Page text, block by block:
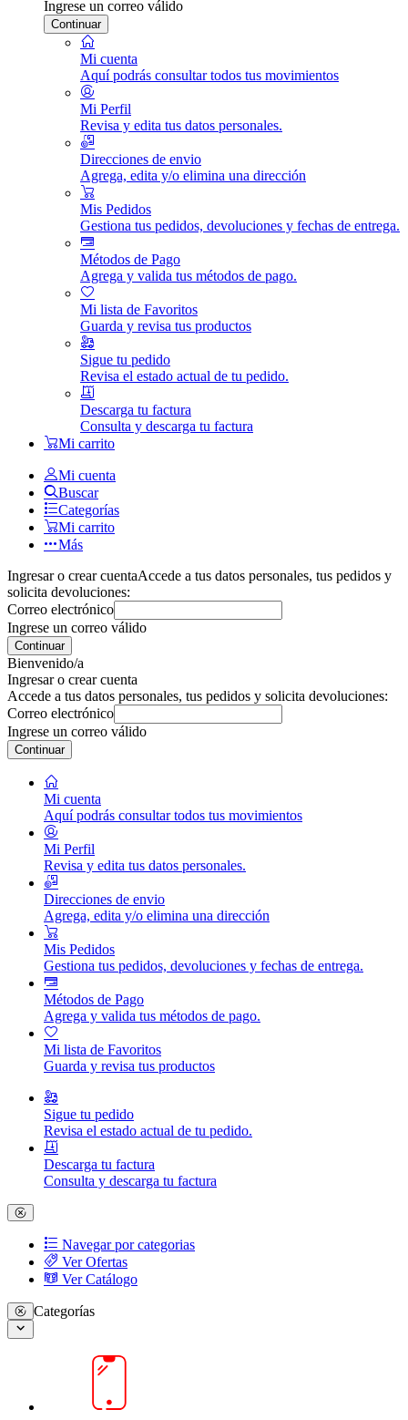
Ingrese un correo válido
Continuar
Mi cuenta
Aquí podrás consultar todos tus movimientos
Mi Perfil
Revisa y edita tus datos personales.
Direcciones de envio
Agrega, edita y/o elimina una dirección
Mis Pedidos
Gestiona tus pedidos, devoluciones y fechas de entrega.
Métodos de Pago
Agrega y valida tus métodos de pago.
Mi lista de Favoritos
Guarda y revisa tus productos
Sigue tu pedido
Revisa el estado actual de tu pedido.
Descarga tu factura
Consulta y descarga tu factura
Mi carrito
Mi cuenta
Buscar
Categorías
Mi carrito
Más
Ingresar o crear cuentaAccede a tus datos personales, tus pedidos y
solicita devoluciones:
Correo electrónico
Ingrese un correo válido
Continuar
Bienvenido/a
Ingresar o crear cuenta
Accede a tus datos personales, tus pedidos y solicita devoluciones:
Correo electrónico
Ingrese un correo válido
Continuar
Mi cuenta
Aquí podrás consultar todos tus movimientos
Mi Perfil
Revisa y edita tus datos personales.
Direcciones de envio
Agrega, edita y/o elimina una dirección
Mis Pedidos
Gestiona tus pedidos, devoluciones y fechas de entrega.
Métodos de Pago
Agrega y valida tus métodos de pago.
Mi lista de Favoritos
Guarda y revisa tus productos
Sigue tu pedido
Revisa el estado actual de tu pedido.
Descarga tu factura
Consulta y descarga tu factura
Navegar por categorias
Ver Ofertas
Ver Catálogo
Categorías